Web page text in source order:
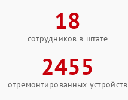
18
сотрудников в штате
2455
отремонтированных устройств